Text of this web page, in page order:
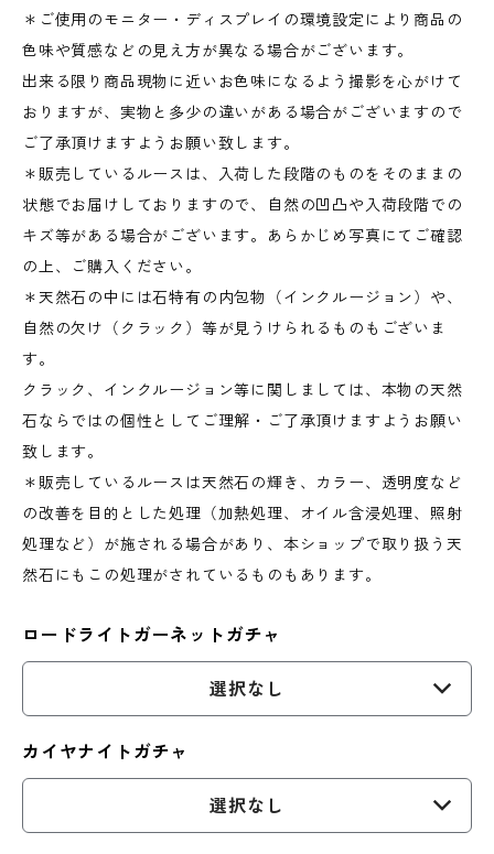
＊ご使用のモニター・ディスプレイの環境設定により商品の
色味や質感などの見え方が異なる場合がございます。
出来る限り商品現物に近いお色味になるよう撮影を心がけて
おりますが、実物と多少の違いがある場合がございますので
ご了承頂けますようお願い致します。
＊販売しているルースは、入荷した段階のものをそのままの
状態でお届けしておりますので、自然の凹凸や入荷段階での
キズ等がある場合がございます。あらかじめ写真にてご確認
の上、ご購入ください。
＊天然石の中には石特有の内包物（インクルージョン）や、
自然の欠け（クラック）等が見うけられるものもございま
す。
クラック、インクルージョン等に関しましては、本物の天然
石ならではの個性としてご理解・ご了承頂けますようお願い
致します。
＊販売しているルースは天然石の輝き、カラー、透明度など
の改善を目的とした処理（加熱処理、オイル含浸処理、照射
処理など）が施される場合があり、本ショップで取り扱う天
然石にもこの処理がされているものもあります。
ロードライトガーネットガチャ
選択なし
カイヤナイトガチャ
選択なし